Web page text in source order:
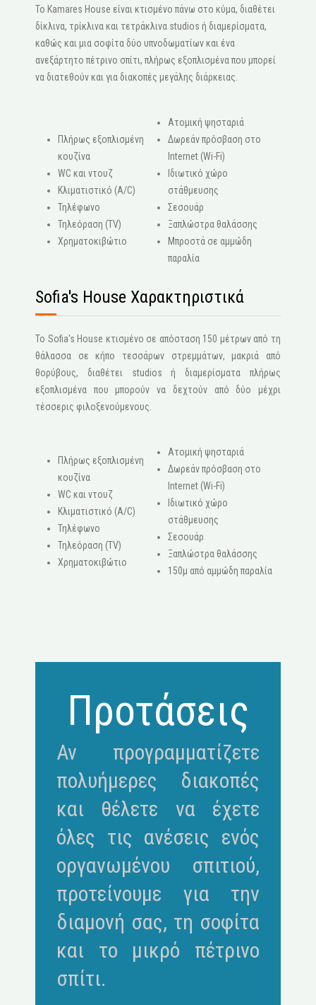
Το Kamares House είναι κτισμένο πάνω στο κύμα, διαθέτει
δίκλινα, τρίκλινα και τετράκλινα studios ή διαμερίσματα,
καθώς και μια σοφίτα δύο υπνοδωματίων και ένα
ανεξάρτητο πέτρινο σπίτι, πλήρως εξοπλισμένα που μπορεί
να διατεθούν και για διακοπές μεγάλης διάρκειας.
Πλήρως εξοπλισμένη
κουζίνα
WC και ντουζ
Κλιματιστικό (A/C)
Τηλέφωνο
Τηλεόραση (ΤV)
Χρηματοκιβώτιο
Ατομική ψησταριά
Δωρεάν πρόσβαση στο
Internet (Wi-Fi)
Ιδιωτικό χώρο
στάθμευσης
Σεσουάρ
Ξαπλώστρα θαλάσσης
Μπροστά σε αμμώδη
παραλία
Sofia's House Χαρακτηριστικά
Το Sofia's House κτισμένο σε απόσταση 150 μέτρων από τη
θάλασσα σε κήπο τεσσάρων στρεμμάτων, μακριά από
θορύβους, διαθέτει studios ή διαμερίσματα πλήρως
εξοπλισμένα που μπορούν να δεχτούν από δύο μέχρι
τέσσερις φιλοξενούμενους.
Πλήρως εξοπλισμένη
κουζίνα
WC και ντουζ
Κλιματιστικό (A/C)
Τηλέφωνο
Τηλεόραση (ΤV)
Χρηματοκιβώτιο
Ατομική ψησταριά
Δωρεάν πρόσβαση στο
Internet (Wi-Fi)
Ιδιωτικό χώρο
στάθμευσης
Σεσουάρ
Ξαπλώστρα θαλάσσης
150μ από αμμώδη παραλία
Προτάσεις
Αν προγραμματίζετε
πολυήμερες διακοπές
και θέλετε να έχετε
όλες τις ανέσεις ενός
οργανωμένου σπιτιού,
προτείνουμε για την
διαμονή σας, τη σοφίτα
και το μικρό πέτρινο
σπίτι.